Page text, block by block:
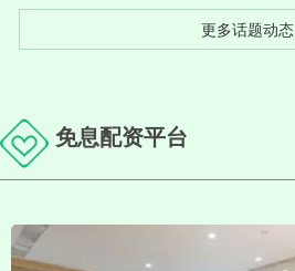
更多话题动态
免息配资平台